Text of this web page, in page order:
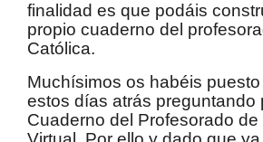
finalidad es que podáis
propio cuaderno del
Católica.
Muchísimos os habéis
estos días atrás preguntando
Cuaderno del Profesorado